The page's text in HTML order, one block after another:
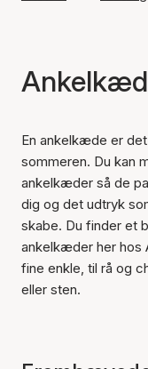
En ankelkæde er
sommeren. Du kan
ankelkæder så de
dig og det udtryk
skabe. Du finder et
ankelkæder her hos
fine enkle, til rå og
eller sten.